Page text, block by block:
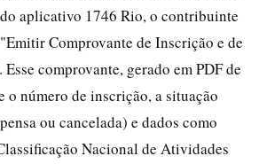
aplicativo 1746 Rio, o contribuinte
Comprovante de Inscrição e de
comprovante, gerado em PDF de
o número de inscrição, a situação
ou cancelada) e dados como
Nacional de Atividades